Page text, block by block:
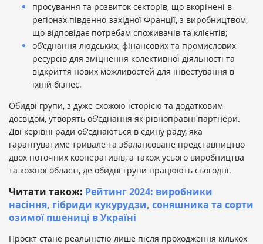
просування та розвиток секторів, що вкорінені в
регіонах південно-західної Франції, з виробництвом,
що відповідає потребам споживачів та клієнтів;
об'єднання людських, фінансових та промислових
ресурсів для зміцнення колективної діяльності та
відкриття нових можливостей для інвестування в
їхній бізнес.
Обидві групи, з дуже схожою історією та додатковим
досвідом, утворять об'єднання як рівноправні партнери.
Дві керівні ради об'єднаються в єдину раду, яка
гарантуватиме тривале та збалансоване представництво
двох поточних кооперативів, а також усього виробництва
та кожної області, де обидві групи працюють сьогодні.
Читати також: Рейтинг 2024: виробники
насіння, гібриди кукурудзи, соняшника та сорти
озимої пшениці в Україні
Проєкт стане реальністю лише після проходження кількох